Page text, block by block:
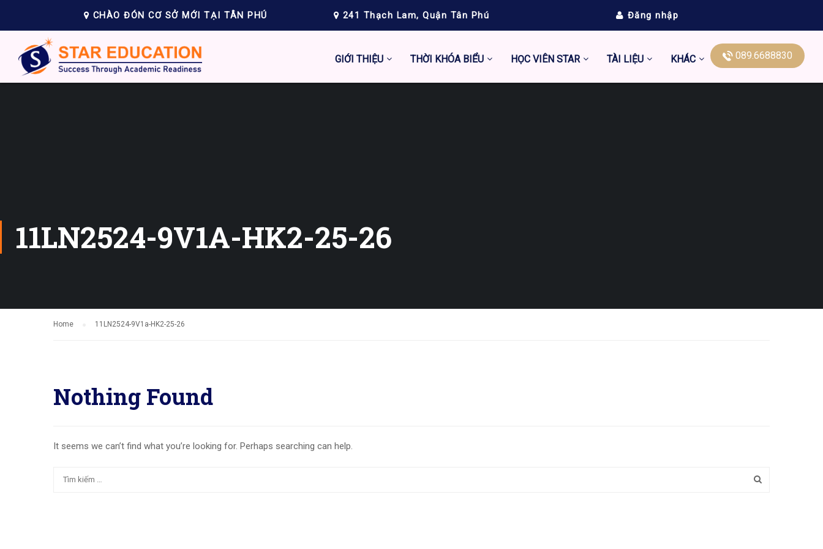
CHÀO ĐÓN CƠ SỞ MỚI TẠI TÂN PHÚ 241 Thạch Lam, Quận Tân Phú Đăng nhập
GIỚI THIỆU THỜI KHÓA BIỂU HỌC VIÊN STAR TÀI LIỆU KHÁC 089.6688830
11LN2524-9V1A-HK2-25-26
Home 11LN2524-9V1a-HK2-25-26
Nothing Found
It seems we can’t find what you’re looking for. Perhaps searching can help.